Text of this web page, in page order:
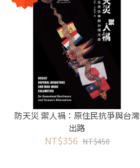
防天災 禦人禍：原住民抗爭與台灣
出路
NT$356 NT$450